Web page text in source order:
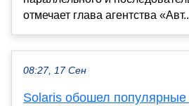
отмечает глава агентства
08:27, 17 Сен
Solaris обошел популярные